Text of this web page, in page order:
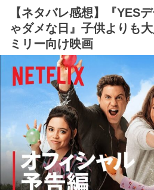
【ネタバレ感想】『YES
ゃダメな日』子供よりも
ミリー向け映画